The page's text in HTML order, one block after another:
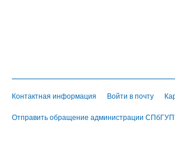
Контактная информация Войти в почту
Отправить обращение администрации